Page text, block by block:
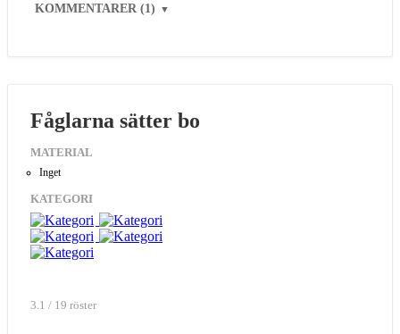
KOMMENTARER (1) ▼
Fåglarna sätter bo
MATERIAL
Inget
KATEGORI
3.1 / 19 röster